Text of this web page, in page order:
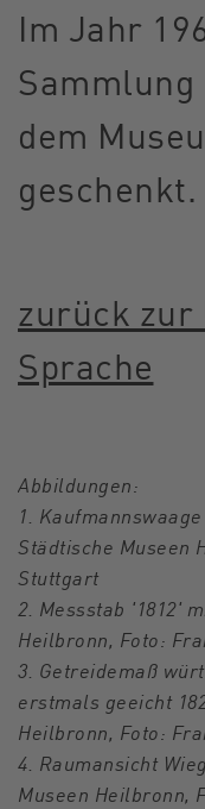
Im Jahr
Sammlung
dem
geschenkt.
zurück zur
Sprache
Abbildungen:
1.
Städtische Museen
Stuttgart
2. Messstab '1812'
Heilbronn, Foto:
3. Getreidemaß
erstmals geeicht
Heilbronn, Foto:
4. Raumansicht
Museen Heilbronn,